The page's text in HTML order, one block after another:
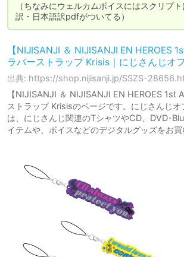
（ちなみにウェルカムボイスにはスクリプ
訳・日本語訳pdfがついてる）
【NIJISANJI ＆ NIJISANJI EN HEROES
ラバーストラップ Krisis｜にじさんじオ
出典: https://shop.nijisanji.jp/SSZS-
【NIJISANJI ＆ NIJISANJI EN HEROES 1st
ストラップ Krisisのページです。にじさんじ
は、にじさんじ関連のTシャツやCD、DVD･
イテムや、ボイスなどのデジタルグッズをお買